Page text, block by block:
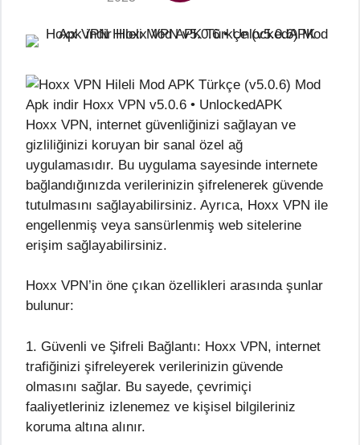
Hoxx VPN, internet güvenliğinizi sağlayan ve
gizliliğinizi koruyan bir sanal özel ağ
uygulamasıdır. Bu uygulama sayesinde internete
bağlandığınızda verilerinizin şifrelenerek güvende
tutulmasını sağlayabilirsiniz. Ayrıca, Hoxx VPN ile
engellenmiş veya sansürlenmiş web sitelerine
erişim sağlayabilirsiniz.
Hoxx VPN’in öne çıkan özellikleri arasında şunlar
bulunur:
1. Güvenli ve Şifreli Bağlantı: Hoxx VPN, internet
trafiğinizi şifreleyerek verilerinizin güvende
olmasını sağlar. Bu sayede, çevrimiçi
faaliyetleriniz izlenemez ve kişisel bilgileriniz
koruma altına alınır.